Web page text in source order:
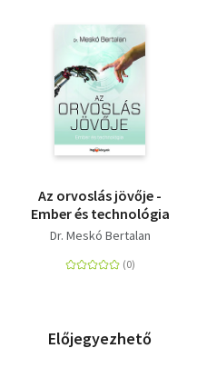
Az orvoslás jövője -
Ember és technológia
Dr. Meskó Bertalan
Előjegyezhető